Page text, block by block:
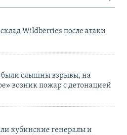
Wildberries после атаки
были слышны взрывы, на
возник пожар с детонацией
кубинские генералы и